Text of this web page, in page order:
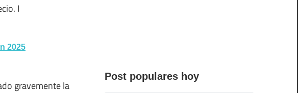
I
2025
gravemente la
Post populares hoy